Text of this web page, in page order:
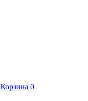
Корзина 0